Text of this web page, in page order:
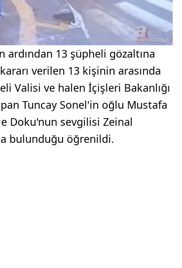
ardından 13 şüpheli gözaltına
kararı verilen 13 kişinin arasında
Valisi ve halen İçişleri Bakanlığı
Tuncay Sonel'in oğlu Mustafa
Doku'nun sevgilisi Zeinal
bulunduğu öğrenildi.